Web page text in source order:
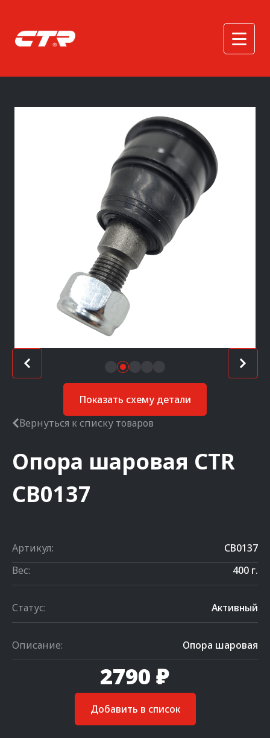
Показать схему детали
Вернуться к списку товаров
Опора шаровая CTR
CB0137
Артикул:
CB0137
Вес:
400 г.
Статус: Активный
Описание: Опора шаровая
2790 ₽
Добавить в список